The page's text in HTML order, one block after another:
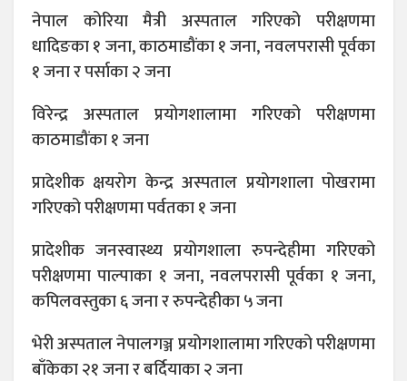
नेपाल कोरिया मैत्री अस्पताल गरिएको परीक्षणमा
धादिङका १ जना, काठमाडौंका १ जना, नवलपरासी पूर्वका
१ जना र पर्साका २ जना
विरेन्द्र अस्पताल प्रयोगशालामा गरिएको परीक्षणमा
काठमाडौंका १ जना
प्रादेशीक क्षयरोग केन्द्र अस्पताल प्रयोगशाला पोखरामा
गरिएको परीक्षणमा पर्वतका १ जना
प्रादेशीक जनस्वास्थ्य प्रयोगशाला रुपन्देहीमा गरिएको
परीक्षणमा पाल्पाका १ जना, नवलपरासी पूर्वका १ जना,
कपिलवस्तुका ६ जना र रुपन्देहीका ५ जना
भेरी अस्पताल नेपालगञ्ज प्रयोगशालामा गरिएको परीक्षणमा
बाँकेका २१ जना र बर्दियाका २ जना